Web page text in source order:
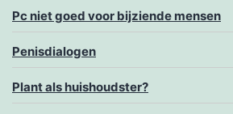
Pc niet goed voor bijziende mensen
Penisdialogen
Plant als huishoudster?